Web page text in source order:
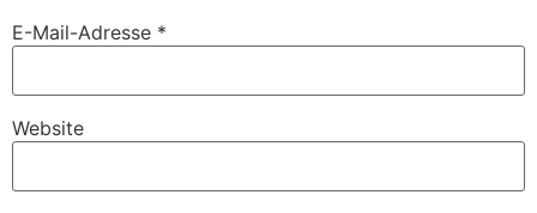
E-Mail-Adresse *
Website